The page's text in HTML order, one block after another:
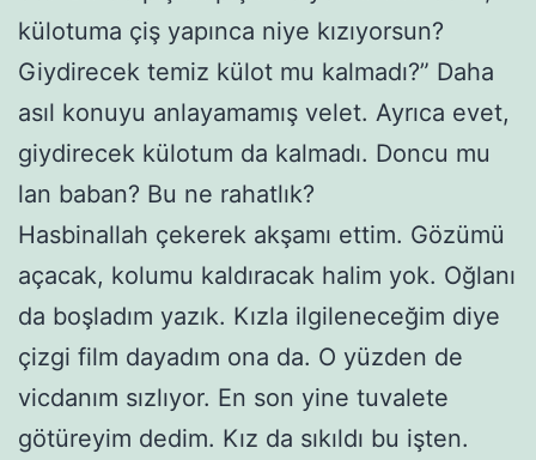
külotuma çiş yapınca niye kızıyorsun?
Giydirecek temiz külot mu kalmadı?” Daha
asıl konuyu anlayamamış velet. Ayrıca evet,
giydirecek külotum da kalmadı. Doncu mu
lan baban? Bu ne rahatlık?
Hasbinallah çekerek akşamı ettim. Gözümü
açacak, kolumu kaldıracak halim yok. Oğlanı
da boşladım yazık. Kızla ilgileneceğim diye
çizgi film dayadım ona da. O yüzden de
vicdanım sızlıyor. En son yine tuvalete
götüreyim dedim. Kız da sıkıldı bu işten.